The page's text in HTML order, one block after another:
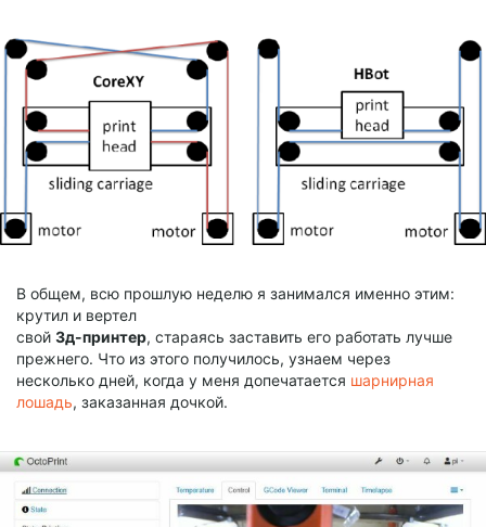
В общем, всю прошлую неделю я занимался именно этим:
крутил и вертел
свой 3д-принтер, стараясь заставить его работать лучше
прежнего. Что из этого получилось, узнаем через
несколько дней, когда у меня допечатается шарнирная
лошадь, заказанная дочкой.